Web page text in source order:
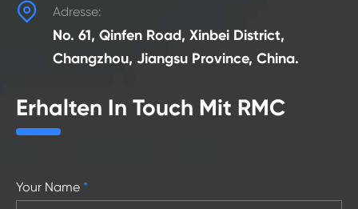
 Adresse:
No. 61, Qinfen Road, Xinbei District,
Changzhou, Jiangsu Province, China.
Erhalten In Touch Mit RMC
Your Name *